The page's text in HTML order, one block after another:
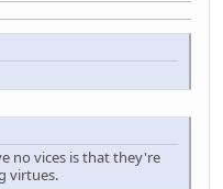
no vices is that they're
virtues.